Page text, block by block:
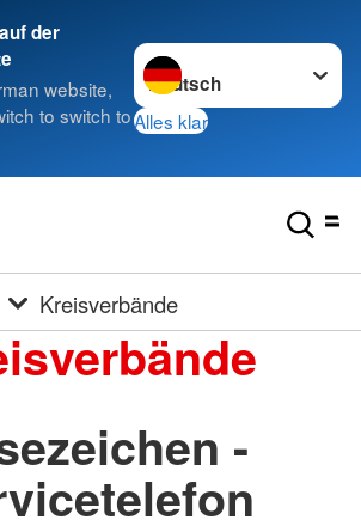
der
website,
to switch to
Sprache wechseln zu
Alles klar
Kreisverbände
-